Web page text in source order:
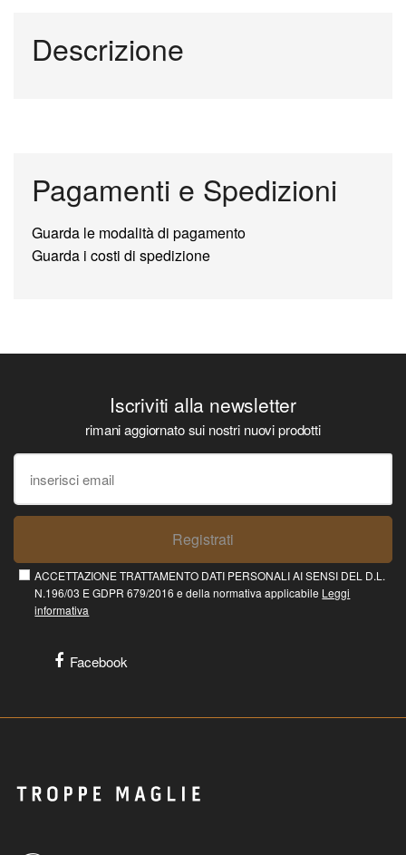
Descrizione
Pagamenti e Spedizioni
Guarda le modalità di pagamento
Guarda i costi di spedizione
Iscriviti alla newsletter
rimani aggiornato sui nostri nuovi prodotti
Registrati
ACCETTAZIONE TRATTAMENTO DATI PERSONALI AI SENSI DEL D.L.
N.196/03 E GDPR 679/2016 e della normativa applicabile Leggi
informativa
Facebook